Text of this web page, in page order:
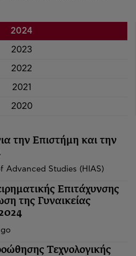
2024
2023
2022
2021
2020
την Επιστήμη και την
Advanced Studies (HIAS)
Επιτάχυνσης
της Γυναικείας
Τεχνολογικής